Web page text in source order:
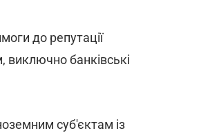
до репутації
виключно банківські
суб'єктам із